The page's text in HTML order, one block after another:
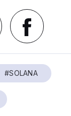
#SOLANA